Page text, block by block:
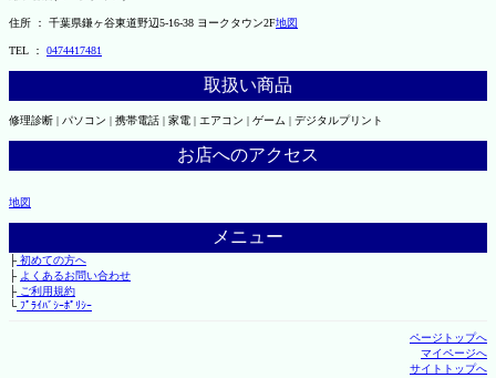
住所 ： 千葉県鎌ヶ谷東道野辺5-16-38 ヨークタウン2F地図
TEL ： 0474417481
取扱い商品
修理診断 | パソコン | 携帯電話 | 家電 | エアコン | ゲーム | デジタルプリント
お店へのアクセス
地図
メニュー
├初めての方へ
├ よくあるお問い合わせ
├ご利用規約
└ﾌﾟﾗｲﾊﾞｼｰﾎﾟﾘｼｰ
ページトップへ
マイページへ
サイトトップへ